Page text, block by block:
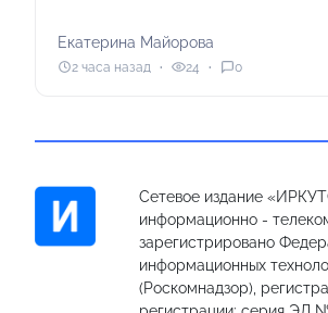
Екатерина Майорова
2 часа назад 24 0
Сетевое издание
информационно -
зарегистрировано
информационных
(Роскомнадзор),